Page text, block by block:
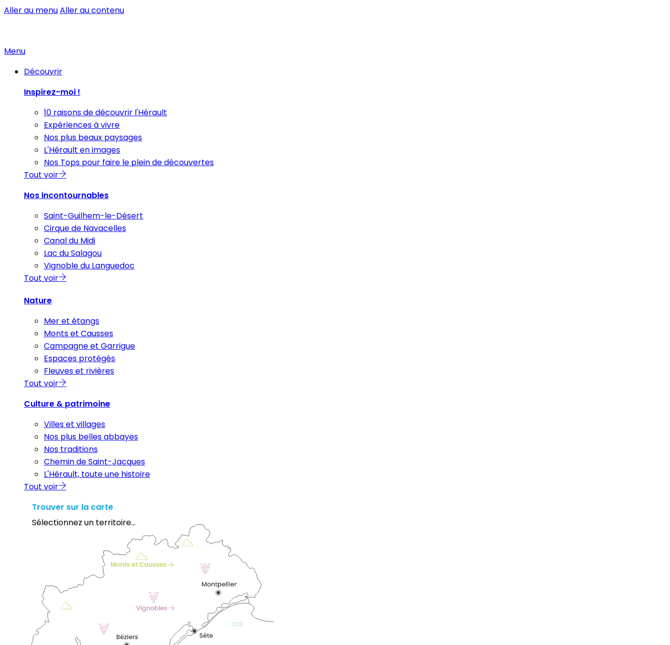
Aller au menuAller au contenu
Menu
Découvrir
Inspirez-moi !
10 raisons de découvrir l'Hérault
Expériences à vivre
Nos plus beaux paysages
L'Hérault en images
Nos Tops pour faire le plein de découvertes
Tout voir
Nos incontournables
Saint-Guilhem-le-Désert
Cirque de Navacelles
Canal du Midi
Lac du Salagou
Vignoble du Languedoc
Tout voir
Nature
Mer et étangs
Monts et Causses
Campagne et Garrigue
Espaces protégés
Fleuves et rivières
Tout voir
Culture & patrimoine
Villes et villages
Nos plus belles abbayes
Nos traditions
Chemin de Saint-Jacques
L'Hérault, toute une histoire
Tout voir
Trouver sur la carte
Sélectionnez un territoire...